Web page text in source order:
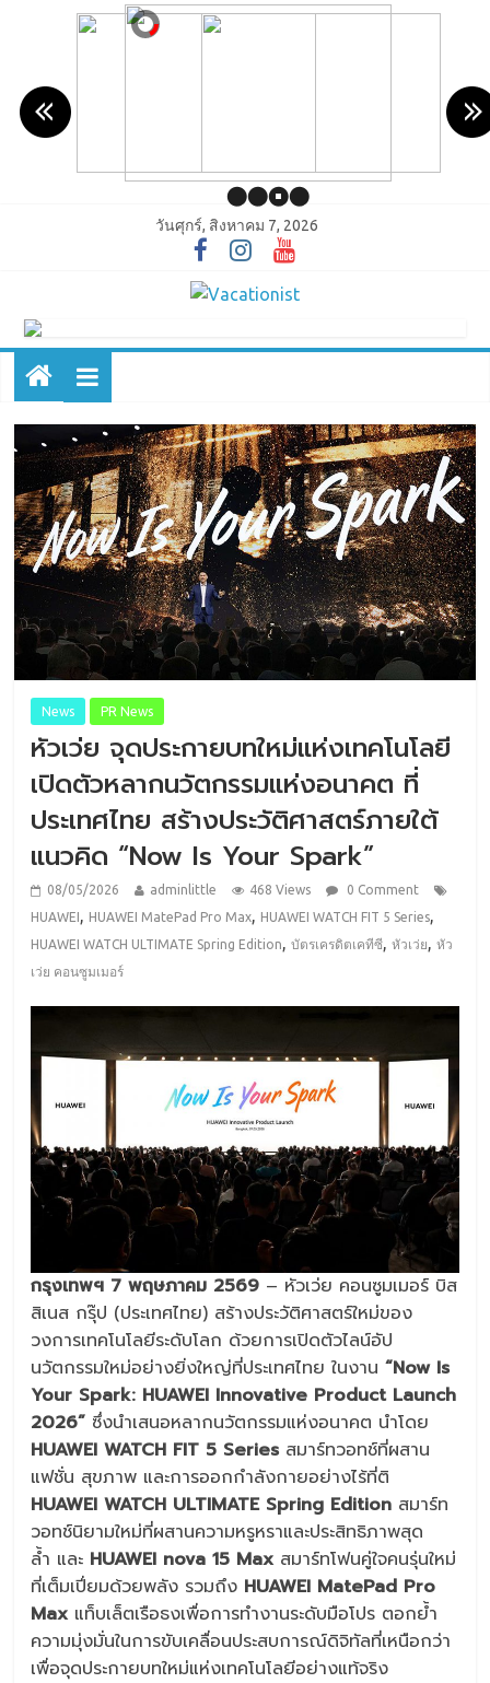
วันศุกร์, สิงหาคม 7, 2026
News PR News
หัวเว่ย จุดประกายบทใหม่แห่งเทคโนโลยี
เปิดตัวหลากนวัตกรรมแห่งอนาคต ที่
ประเทศไทย สร้างประวัติศาสตร์ภายใต้
แนวคิด “Now Is Your Spark”
08/05/2026 adminlittle 468 Views
0 Comment
HUAWEI , HUAWEI MatePad Pro Max, HUAWEI WATCH FIT 5 Series,
HUAWEI WATCH ULTIMATE Spring Edition,บัตรเครดิตเคทีซี,หัวเว่ย,หัว
เว่ย คอนซูมเมอร์
กรุงเทพฯ 7 พฤษภาคม 2569 – หัวเว่ย คอนซูมเมอร์ บิส
สิเนส กรุ๊ป (ประเทศไทย) สร้างประวัติศาสตร์ใหม่ของ
วงการเทคโนโลยีระดับโลก ด้วยการเปิดตัวไลน์อัป
นวัตกรรมใหม่อย่างยิ่งใหญ่ที่ประเทศไทย ในงาน“Now Is
Your Spark: HUAWEI Innovative Product Launch
2026” ซึ่งนำเสนอหลากนวัตกรรมแห่งอนาคต นำโดย
HUAWEI WATCH FIT 5 Series สมาร์ทวอทช์ที่ผสาน
แฟชั่น สุขภาพ และการออกกำลังกายอย่างไร้ที่ติ
HUAWEI WATCH ULTIMATE Spring Edition สมาร์ท
วอทช์นิยามใหม่ที่ผสานความหรูหราและประสิทธิภาพสุด
ล้ำ และ HUAWEI nova 15 Max สมาร์ทโฟนคู่ใจคนรุ่นใหม่
ที่เต็มเปี่ยมด้วยพลัง รวมถึง HUAWEI MatePad Pro
Max แท็บเล็ตเรือธงเพื่อการทำงานระดับมือโปร ตอกย้ำ
ความมุ่งมั่นในการขับเคลื่อนประสบการณ์ดิจิทัลที่เหนือกว่า
เพื่อจุดประกายบทใหม่แห่งเทคโนโลยีอย่างแท้จริง